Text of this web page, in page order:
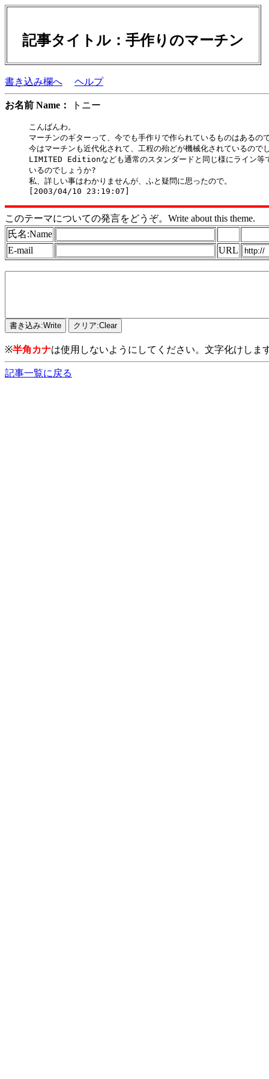
記事タイトル：手作りのマーチン
書き込み欄へ ヘルプ
お名前 Name： トニー
こんばんわ。
マーチンのギターって、今でも手作りで作られているものはあるの
今はマーチンも近代化されて、工程の殆どが機械化されているので
LIMITED Editionなども通常のスタンダードと同じ様にライン等
いるのでしょうか?
私、詳しい事はわかりませんが、ふと疑問に思ったので。
このテーマについての発言をどうぞ。Write about this theme.
氏名:Name
E-mail
URL
※半角カナは使用しないようにしてください。文字化けしま
記事一覧に戻る